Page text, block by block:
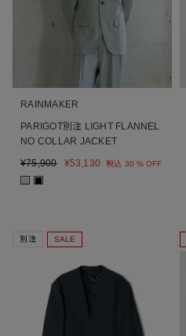
RAINMAKER
PARIGOT別注 LIGHT FLANNEL
NO COLLAR JACKET
¥75,900 ¥53,130 税込 30 % OFF
■
別注 SALE